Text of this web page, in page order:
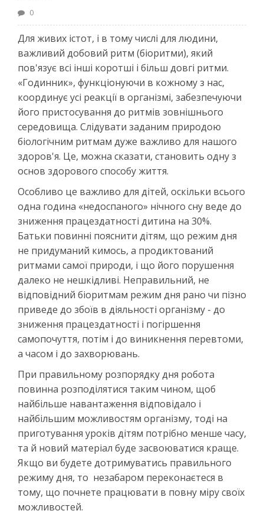
0
Для живих істот, і в тому числі для людини,
важливий добовий ритм (біоритми), який
пов'язує всі інші коротші і більш довгі ритми.
«Годинник», функціонуючи в кожному з нас,
координує усі реакції в організмі, забезпечуючи
його пристосування до ритмів зовнішнього
середовища. Слідувати заданим природою
біологічним ритмам дуже важливо для нашого
здоров'я. Це, можна сказати, становить одну з
основ здорового способу життя.
Особливо це важливо для дітей, оскільки всього
одна година «недоспаного» нічного сну веде до
зниження працездатності дитина на 30%.
Батьки повинні пояснити дітям, що режим дня
не придуманий кимось, а продиктований
ритмами самої природи, і що його порушення
далеко не нешкідливі. Неправильний, не
відповідний біоритмам режим дня рано чи пізно
приведе до збоїв в діяльності організму - до
зниження працездатності і погіршення
самопочуття, потім і до виникнення перевтоми,
а часом і до захворювань.
При правильному розпорядку дня робота
повинна розподілятися таким чином, щоб
найбільше навантаження відповідало і
найбільшим можливостям організму, тоді на
приготування уроків дітям потрібно менше часу,
та й новий матеріал буде засвоюватися краще.
Якщо ви будете дотримуватись правильного
режиму дня, то незабаром переконаєтеся в
тому, що почнете працювати в повну міру своїх
можливостей.